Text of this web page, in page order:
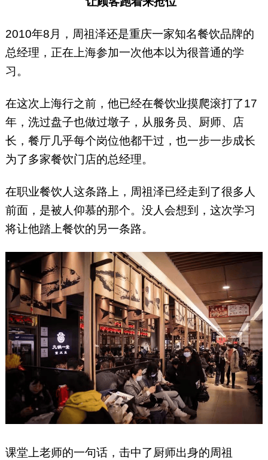
2010年8月，周祖泽还是重庆一家知名餐饮品牌的
总经理，正在上海参加一次他本以为很普通的学
习。
在这次上海行之前，他已经在餐饮业摸爬滚打了17
年，洗过盘子也做过墩子，从服务员、厨师、店
长，餐厅几乎每个岗位他都干过，也一步一步成长
为了多家餐饮门店的总经理。
在职业餐饮人这条路上，周祖泽已经走到了很多人
前面，是被人仰慕的那个。没人会想到，这次学习
将让他踏上餐饮的另一条路。
课堂上老师的一句话，击中了厨师出身的周祖